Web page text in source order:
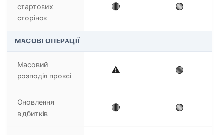
стартових
сторінок
🔴 🟢
МАСОВІ ОПЕРАЦІЇ
Масовий
розподіл проксі
⚠️ 🟢
Оновлення
відбитків
🔴 🟢